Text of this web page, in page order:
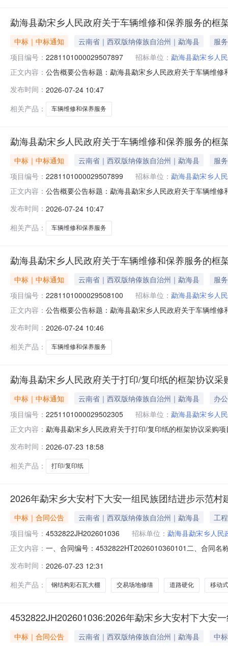
勐海县勐宋乡人民政府关于车辆维修和保养服务的框
中标｜中标通知 云南省｜西双版纳傣族自治州｜勐海县
服
项目编号： 2281101000029507897 招标单位： 勐海县勐宋乡人
正文内容： 公告概要公告标题：勐海县勐宋乡人民政府关于车辆维
车辆维修和保养服务的框架协议采购项目项目编号：
发布时间： 2026-07-24 10:47
相关产品：
车辆维修和保养服务
勐海县勐宋乡人民政府关于车辆维修和保养服务的框
中标｜中标通知 云南省｜西双版纳傣族自治州｜勐海县
服
项目编号： 2281101000029507899 招标单位： 勐海县勐宋乡人
正文内容： 公告概要公告标题：勐海县勐宋乡人民政府关于车辆维
车辆维修和保养服务的框架协议采购项目项目编号：
发布时间： 2026-07-24 10:47
相关产品：
车辆维修和保养服务
勐海县勐宋乡人民政府关于车辆维修和保养服务的框
中标｜中标通知 云南省｜西双版纳傣族自治州｜勐海县
服
项目编号： 2281101000029508100 招标单位： 勐海县勐宋乡人
正文内容： 公告概要公告标题：勐海县勐宋乡人民政府关于车辆维
车辆维修和保养服务的框架协议采购项目项目编号：
发布时间： 2026-07-24 10:46
相关产品：
车辆维修和保养服务
勐海县勐宋乡人民政府关于打印/复印纸的框架协议采
中标｜中标通知 云南省｜西双版纳傣族自治州｜勐海县
办
项目编号： 2251101000029502305 招标单位： 勐海县勐宋乡人
正文内容： 勐海县勐宋乡人民政府关于打印/复印纸的框架协议采购
划金额14532822JH202601122-19973.5预算总额（元
发布时间： 2026-07-23 18:58
相关产品：
打印/复印纸
2026年勐宋乡大安村下大安一组民族团结进步示范村
中标｜合同公告 云南省｜西双版纳傣族自治州｜勐海县
工
项目编号： 4532822JH202601036 招标单位： 勐海县勐宋乡人民
正文内容： 一、合同编号：4532822HT2026010360101二、合同名
方式：18787951090供应商（乙方）：西双版纳翊腾建
发布时间： 2026-07-23 12:31
相关产品：
钢结构彩石瓦大棚 交易场地修缮 道路硬化 移动
4532822JH202601036:2026年勐宋乡大安村下大安
中标｜合同公告 云南省｜西双版纳傣族自治州｜勐海县
中